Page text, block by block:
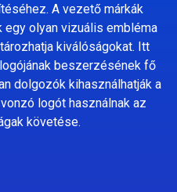
A vezető márkák
olyan vizuális embléma
kiválóságokat. Itt
beszerzésének fő
dolgozók kihasználhatják a
logót használnak az
követése.